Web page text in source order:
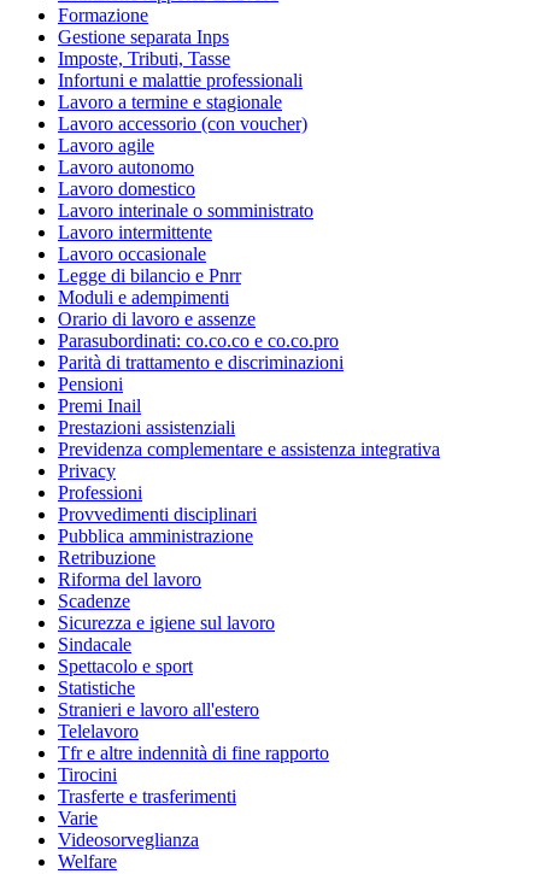
Formazione
Gestione separata Inps
Imposte, Tributi, Tasse
Infortuni e malattie professionali
Lavoro a termine e stagionale
Lavoro accessorio (con voucher)
Lavoro agile
Lavoro autonomo
Lavoro domestico
Lavoro interinale o somministrato
Lavoro intermittente
Lavoro occasionale
Legge di bilancio e Pnrr
Moduli e adempimenti
Orario di lavoro e assenze
Parasubordinati: co.co.co e co.co.pro
Parità di trattamento e discriminazioni
Pensioni
Premi Inail
Prestazioni assistenziali
Previdenza complementare e assistenza integrativa
Privacy
Professioni
Provvedimenti disciplinari
Pubblica amministrazione
Retribuzione
Riforma del lavoro
Scadenze
Sicurezza e igiene sul lavoro
Sindacale
Spettacolo e sport
Statistiche
Stranieri e lavoro all'estero
Telelavoro
Tfr e altre indennità di fine rapporto
Tirocini
Trasferte e trasferimenti
Varie
Videosorveglianza
Welfare